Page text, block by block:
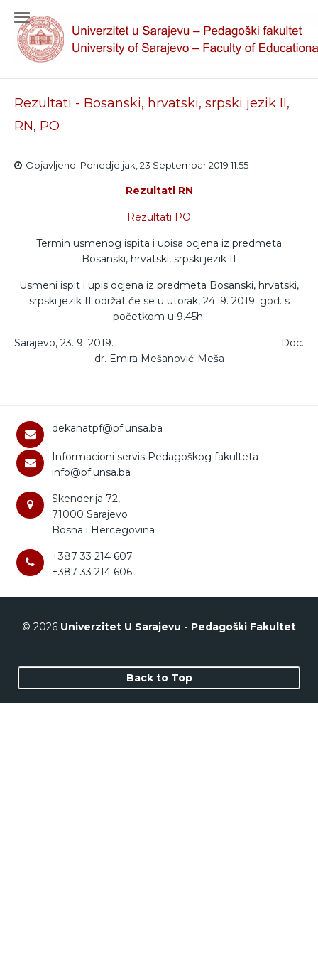
Rezultati - Bosanski, hrvatski, srpski jezik II,
RN, PO
Objavljeno: Ponedjeljak, 23 Septembar 2019 11:55
Rezultati RN
Rezultati PO
Termin usmenog ispita i upisa ocjena iz predmeta
Bosanski, hrvatski, srpski jezik II
Usmeni ispit i upis ocjena iz predmeta Bosanski, hrvatski,
srpski jezik II održat će se u utorak, 24. 9. 2019. god. s
početkom u 9.45h.
Sarajevo, 23. 9. 2019. Doc.
dr. Emira Mešanović-Meša
dekanatpf@pf.unsa.ba
Informacioni servis Pedagoškog fakulteta
info@pf.unsa.ba
Skenderija 72,
71000 Sarajevo
Bosna i Hercegovina
+387 33 214 607
+387 33 214 606
© 2026 Univerzitet U Sarajevu - Pedagoški Fakultet
Back to Top